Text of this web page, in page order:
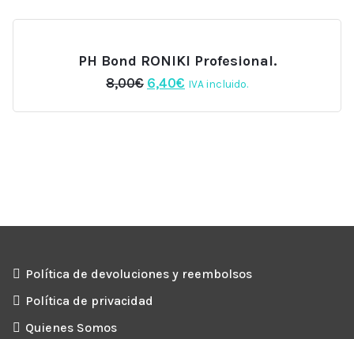
PH Bond RONIKI Profesional.
8,00€ El
original
6,40€ El
actual
IVA incluido.
Política de devoluciones y reembolsos
Política de privacidad
Quienes Somos